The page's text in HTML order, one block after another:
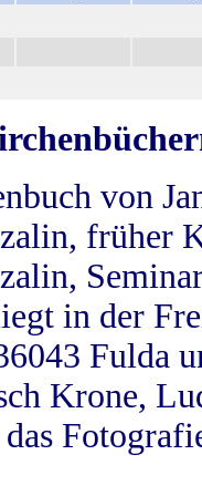
von
früher
in der
Fulda
Krone,